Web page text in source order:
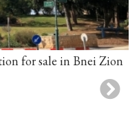
for sale in Bnei Zion